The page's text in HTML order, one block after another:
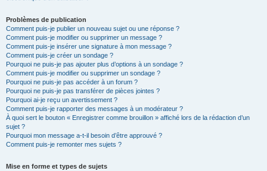
Problèmes de publication
Comment puis-je publier un nouveau sujet ou une réponse ?
Comment puis-je modifier ou supprimer un message ?
Comment puis-je insérer une signature à mon message ?
Comment puis-je créer un sondage ?
Pourquoi ne puis-je pas ajouter plus d’options à un sondage ?
Comment puis-je modifier ou supprimer un sondage ?
Pourquoi ne puis-je pas accéder à un forum ?
Pourquoi ne puis-je pas transférer de pièces jointes ?
Pourquoi ai-je reçu un avertissement ?
Comment puis-je rapporter des messages à un modérateur ?
À quoi sert le bouton « Enregistrer comme brouillon » affiché lors de la rédaction d’un
sujet ?
Pourquoi mon message a-t-il besoin d’être approuvé ?
Comment puis-je remonter mes sujets ?
Mise en forme et types de sujets